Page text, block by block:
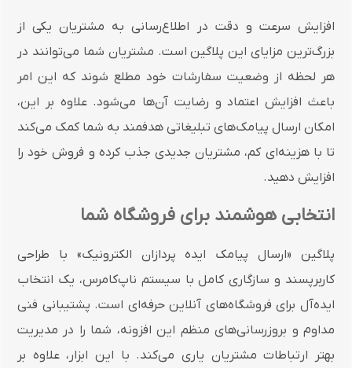
افزایش سرعت و دقت در اطلاع‌رسانی به مشتریان یکی از
بزرگ‌ترین مزایای این پلاگین است. مشتریان شما می‌توانند در
هر لحظه از وضعیت سفارشات خود مطلع شوند که این امر
باعث افزایش اعتماد و رضایت آن‌ها می‌شود. علاوه بر این،
امکان ارسال پیامک‌های تبلیغاتی هدفمند به شما کمک می‌کند
تا با هزینه‌ای کم، مشتریان جدیدی جذب کرده و فروش خود را
افزایش دهید.
انتخابی هوشمند برای فروشگاه شما
پلاگین «ارسال پیامک ایده پردازان الکترونیک» با طراحی
کاربرپسند و سازگاری کامل با سیستم ناپ‌کامرس، یک انتخاب
ایده‌آل برای فروشگاه‌های آنلاین حرفه‌ای است. پشتیبانی فنی
مداوم و بروزرسانی‌های منظم این افزونه، شما را در مدیریت
بهتر ارتباطات مشتریان یاری می‌کند. با این ابزار، علاوه بر